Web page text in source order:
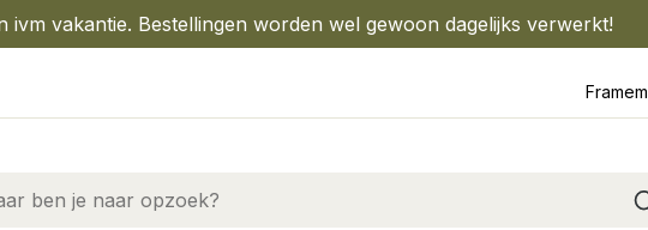
ivm vakantie. Bestellingen worden wel gewoon dagelijks verwerkt!